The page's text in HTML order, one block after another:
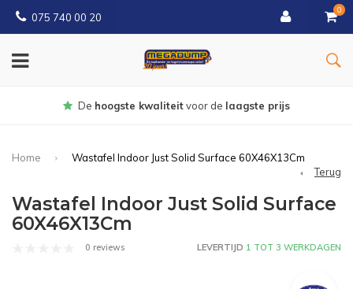
075 740 00 20
0
Gratisbezorgd vanaf € 150
Home
Wastafel Indoor Just Solid Surface 60X46X13Cm
Terug
Wastafel Indoor Just Solid Surface
60X46X13Cm
0 reviews LEVERTIJD 1 TOT 3 WERKDAGEN